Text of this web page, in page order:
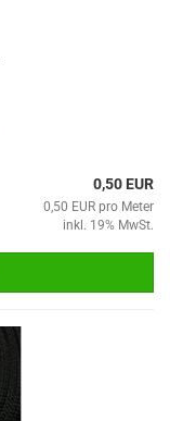
0,50 EUR
0,50 EUR pro Meter
inkl. 19% MwSt.